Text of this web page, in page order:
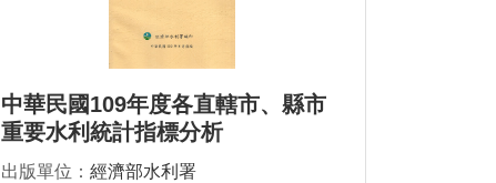
中華民國109年度各直轄市、縣市
重要水利統計指標分析
出版單位： 經濟部水利署